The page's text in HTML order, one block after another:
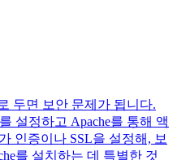
두면 보안 문제가 됩니다.
설정하고 Apache를 통해 액
인증이나 SSL을 설정해, 보
를 설치하는 데 특별한 것